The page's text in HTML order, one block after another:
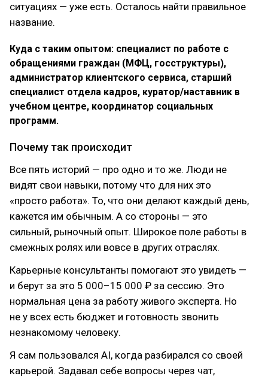
ситуациях — уже есть. Осталось найти правильное
название.
Куда с таким опытом: специалист по работе с
обращениями граждан (МФЦ, госструктуры),
администратор клиентского сервиса, старший
специалист отдела кадров, куратор/наставник в
учебном центре, координатор социальных
программ.
Почему так происходит
Все пять историй — про одно и то же. Люди не
видят свои навыки, потому что для них это
«просто работа». То, что они делают каждый день,
кажется им обычным. А со стороны — это
сильный, рыночный опыт. Широкое поле работы в
смежных ролях или вовсе в других отраслях.
Карьерные консультанты помогают это увидеть —
и берут за это 5 000–15 000 ₽ за сессию. Это
нормальная цена за работу живого эксперта. Но
не у всех есть бюджет и готовность звонить
незнакомому человеку.
Я сам пользовался AI, когда разбирался со своей
карьерой. Задавал себе вопросы через чат,